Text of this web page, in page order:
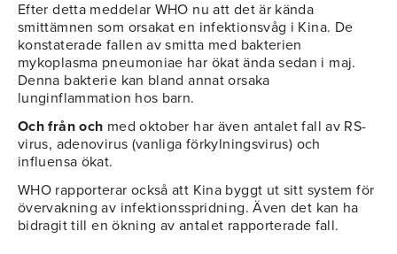
Efter detta meddelar WHO nu att det är kända
smittämnen som orsakat en infektionsvåg i Kina. De
konstaterade fallen av smitta med bakterien
mykoplasma pneumoniae har ökat ända sedan i maj.
Denna bakterie kan bland annat orsaka
lunginflammation hos barn.
Och från och med oktober har även antalet fall av RS-
virus, adenovirus (vanliga förkylningsvirus) och
influensa ökat.
WHO rapporterar också att Kina byggt ut sitt system för
övervakning av infektionsspridning. Även det kan ha
bidragit till en ökning av antalet rapporterade fall.